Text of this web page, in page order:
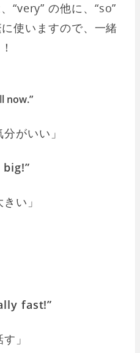
“very” の他に、“so”
使いますので、一緒
now.”
がいい」
い」
fast!”
」